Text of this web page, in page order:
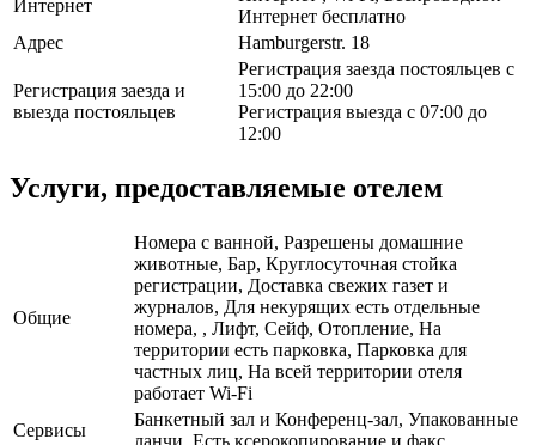
Интернет
Интернет бесплатно
Адрес
Hamburgerstr. 18
Регистрация заезда и
выезда постояльцев
Регистрация заезда постояльцев с
15:00 до 22:00
Регистрация выезда с 07:00 до
12:00
Услуги, предоставляемые отелем
Общие
Номера с ванной, Разрешены домашние
животные, Бар, Круглосуточная стойка
регистрации, Доставка свежих газет и
журналов, Для некурящих есть отдельные
номера, , Лифт, Сейф, Отопление, На
территории есть парковка, Парковка для
частных лиц, На всей территории отеля
работает Wi-Fi
Сервисы
Банкетный зал и Конференц-зал, Упакованные